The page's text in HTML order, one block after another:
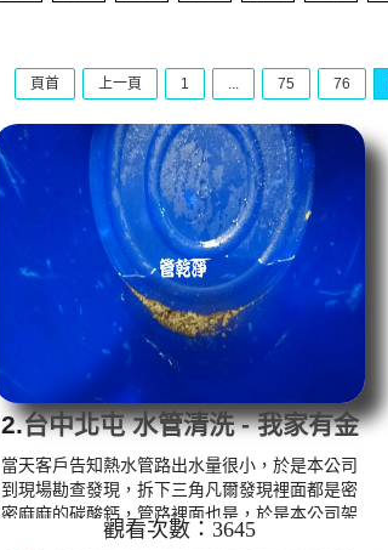
頁首 上一頁 1 ... 75 76
2.台中北屯 水管清洗 - 我家有金
塊
當天客戶告知熱水管路出水量很小，於是本公司
到現場勘查發現，拆下三角凡爾發現裡面都是密
密麻麻的碳酸鈣，管路裡面也是，於是本公司架
起 水管清洗機 ，開始 清洗水管 ， 洗水管 的過
觀看次數：3645